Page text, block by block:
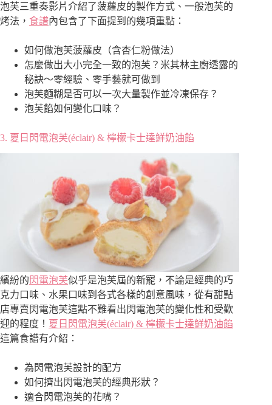
泡芙三重奏影片介紹了菠蘿皮的製作方式、一般泡芙的
烤法， 食譜內包含了下面提到的幾項重點：
如何做泡芙菠蘿皮（含杏仁粉做法）
怎麼做出大小完全一致的泡芙？米其林主廚透露的
秘訣～零經驗、零手藝就可做到
泡芙麵糊是否可以一次大量製作並冷凍保存？
泡芙餡如何變化口味？
3. 夏日閃電泡芙(éclair) & 檸檬卡士達鮮奶油餡
繽紛的閃電泡芙似乎是泡芙屆的新寵，不論是經典的巧
克力口味、水果口味到各式各樣的創意風味，從有甜點
店專賣閃電泡芙這點不難看出閃電泡芙的變化性和受歡
迎的程度！ 夏日閃電泡芙(éclair) & 檸檬卡士達鮮奶油餡
這篇食譜有介紹：
為閃電泡芙設計的配方
如何擠出閃電泡芙的經典形狀？
適合閃電泡芙的花嘴？